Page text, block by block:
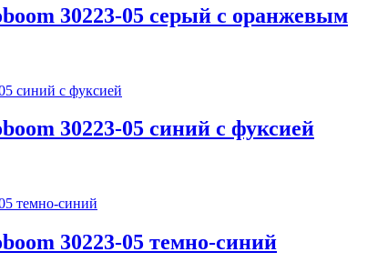
30223-05 серый с оранжевым
30223-05 синий с фуксией
30223-05 темно-синий